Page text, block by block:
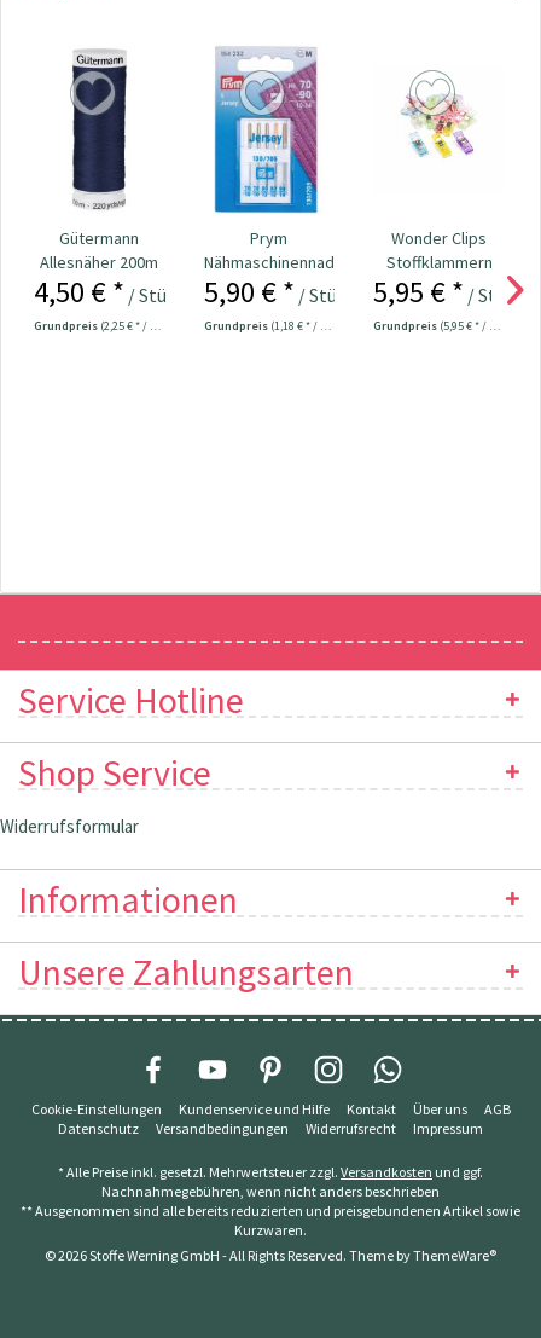
Gütermann
Allesnäher 200m
Fb. 011 - marine
4,50 € * / Stück
Grundpreis (2,25 € * / 100 Meter)
Prym
Nähmaschinennadeln
130/705 Jersey
5,90 € * / Stück
Grundpreis (1,18 € * / 1 Stück)
Wonder Clips
Stoffklammern
klein - 20 Stück
5,95 € * / Stück
Grundpreis (5,95 € * / 1 Stück)
Service Hotline
Shop Service
Widerrufsformular
Informationen
Unsere Zahlungsarten
Cookie-Einstellungen Kundenservice und Hilfe Kontakt Über uns
AGB
Datenschutz
Versandbedingungen Widerrufsrecht Impressum
* Alle Preise inkl. gesetzl. Mehrwertsteuer zzgl. Versandkosten und ggf.
Nachnahmegebühren, wenn nicht anders beschrieben
** Ausgenommen sind alle bereits reduzierten und preisgebundenen Artikel sowie
Kurzwaren.
© 2026 Stoffe Werning GmbH - All Rights Reserved. Theme byThemeWare®